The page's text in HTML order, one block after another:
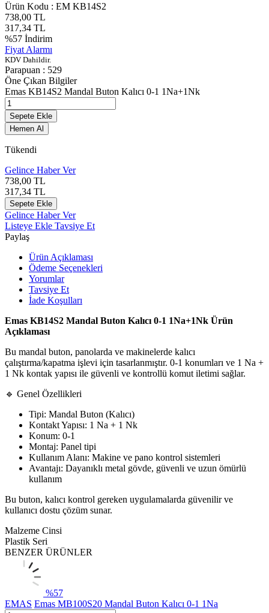
Ürün Kodu : EM KB14S2
738,00 TL
317,34 TL
%57 İndirim
Fiyat Alarmı
KDV Dahildir.
Parapuan : 529
Öne Çıkan Bilgiler
Emas KB14S2 Mandal Buton Kalıcı 0-1 1Na+1Nk
Sepete Ekle
Hemen Al
Tükendi
Gelince Haber Ver
738,00 TL
317,34 TL
Sepete Ekle
Gelince Haber Ver
Listeye Ekle Tavsiye Et
Paylaş
Ürün Açıklaması
Ödeme Seçenekleri
Yorumlar
Tavsiye Et
İade Koşulları
Emas KB14S2 Mandal Buton Kalıcı 0-1 1Na+1Nk Ürün
Açıklaması
Bu mandal buton, panolarda ve makinelerde kalıcı
çalıştırma/kapatma işlevi için tasarlanmıştır. 0-1 konumları ve 1 Na +
1 Nk kontak yapısı ile güvenli ve kontrollü komut iletimi sağlar.
🔹 Genel Özellikleri
Tipi: Mandal Buton (Kalıcı)
Kontakt Yapısı: 1 Na + 1 Nk
Konum: 0-1
Montaj: Panel tipi
Kullanım Alanı: Makine ve pano kontrol sistemleri
Avantajı: Dayanıklı metal gövde, güvenli ve uzun ömürlü
kullanım
Bu buton, kalıcı kontrol gereken uygulamalarda güvenilir ve
kullanıcı dostu çözüm sunar.
Malzeme Cinsi
Plastik Seri
BENZER ÜRÜNLER
%57
EMAS Emas MB100S20 Mandal Buton Kalıcı 0-1 1Na